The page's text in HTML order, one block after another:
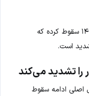
همزمان، شاخص ترس و طمع کریپتو به ۱۴ سقوط کرده که
است.
را تشدید می‌کند
اصلی ادامه سقوط